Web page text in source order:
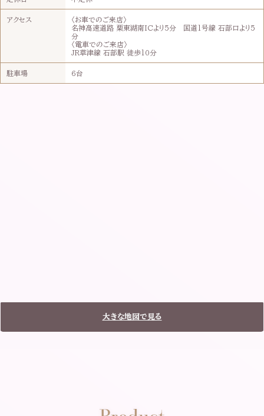
アクセス
〈お車でのご来店〉
名神高速道路 栗東湖南ICより5分 国道1号線 石部口より5
分
〈電車でのご来店〉
JR草津線 石部駅 徒歩10分
駐車場 6台
大きな地図で見る